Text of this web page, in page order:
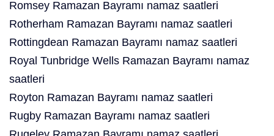
Romsey Ramazan Bayramı namaz saatleri
Rotherham Ramazan Bayramı namaz saatleri
Rottingdean Ramazan Bayramı namaz saatleri
Royal Tunbridge Wells Ramazan Bayramı namaz
saatleri
Royton Ramazan Bayramı namaz saatleri
Rugby Ramazan Bayramı namaz saatleri